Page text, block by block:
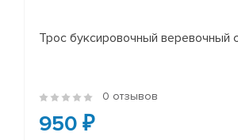
Трос буксировочный веревочный
0 отзывов
950 ₽